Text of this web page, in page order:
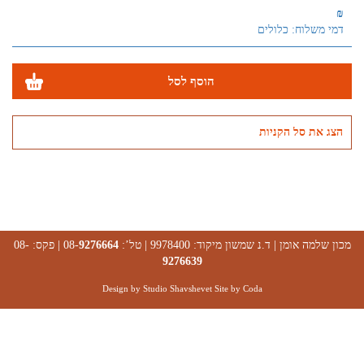
₪
דמי משלוח: כלולים
הוסף לסל
הצג את סל הקניות
מכון שלמה אומן | ד.נ שמשון מיקוד: 9978400 | טל’: 08- 9276664
| פקס: 08-
9276639
Design by Studio Shavshevet Site by Coda